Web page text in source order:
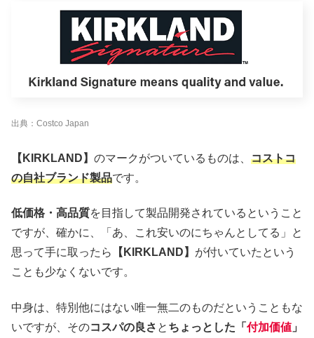
出典：Costco Japan
【KIRKLAND】 のマークがついているものは、 コストコ
の自社ブランド製品です。
低価格・高品質を目指して製品開発されているということ
ですが、確かに、「あ、これ安いのにちゃんとしてる」と
思って手に取ったら
【KIRKLAND】 が付いていたという
ことも少なくないです。
中身は、特別他にはない唯一無二のものだということもな
いですが、そのコスパの良さ と ちょっとした「 付加価値 」